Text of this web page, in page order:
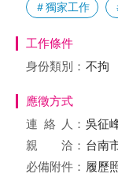
＃獨家工作
工作條件
身份類別： 不拘
應徵方式
連絡
人： 吳征
親 洽： 台南
必備附件： 履歷